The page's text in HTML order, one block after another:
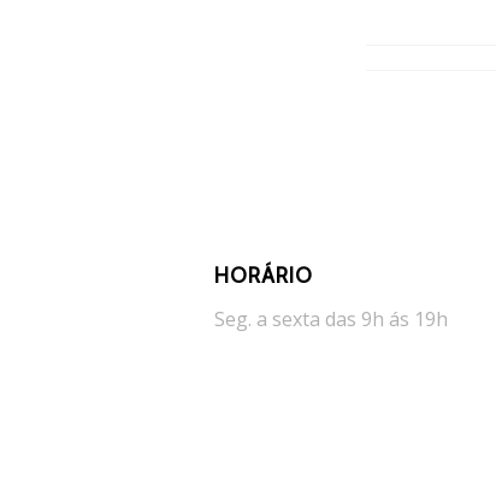
HORÁRIO
Seg. a sexta das 9h ás 19h